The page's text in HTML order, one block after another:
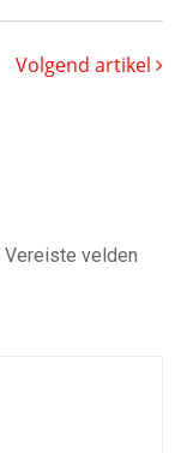
Volgend artikel
Vereiste velden